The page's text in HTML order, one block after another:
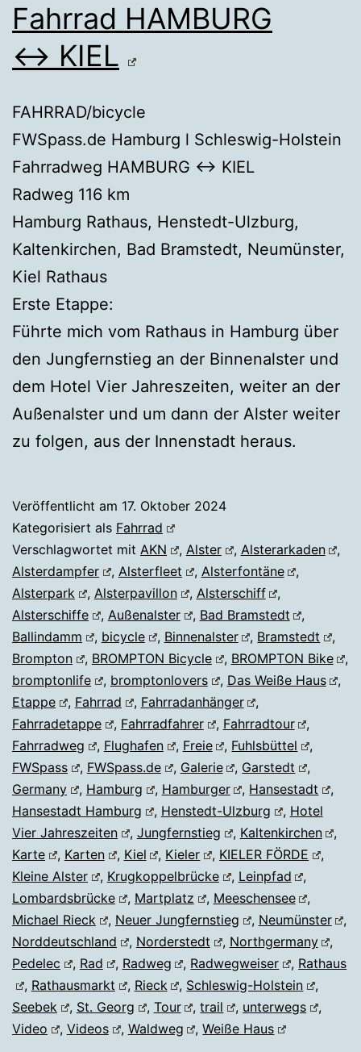
Fahrrad HAMBURG
↔ KIEL
FAHRRAD/bicycle
FWSpass.de Hamburg l Schleswig-Holstein
Fahrradweg HAMBURG ↔ KIEL
Radweg 116 km
Hamburg Rathaus, Henstedt-Ulzburg,
Kaltenkirchen, Bad Bramstedt, Neumünster,
Kiel Rathaus
Erste Etappe:
Führte mich vom Rathaus in Hamburg über
den Jungfernstieg an der Binnenalster und
dem Hotel Vier Jahreszeiten, weiter an der
Außenalster und um dann der Alster weiter
zu folgen, aus der Innenstadt heraus.
Veröffentlicht am 17. Oktober 2024
Kategorisiert als Fahrrad
Verschlagwortet mit AKN , Alster , Alsterarkaden
,
Alsterdampfer
, Alsterfleet , Alsterfontäne
,
Alsterpark
, Alsterpavillon , Alsterschiff
,
Alsterschiffe
, Außenalster , Bad Bramstedt
,
Ballindamm
, bicycle , Binnenalster , Bramstedt
,
Brompton
, BROMPTON Bicycle , BROMPTON Bike
,
bromptonlife
, bromptonlovers , Das Weiße Haus
,
Etappe
, Fahrrad , Fahrradanhänger
,
Fahrradetappe
, Fahrradfahrer , Fahrradtour
,
Fahrradweg
, Flughafen , Freie , Fuhlsbüttel
,
FWSpass
, FWSpass.de , Galerie , Garstedt
,
Germany
, Hamburg , Hamburger , Hansestadt
,
Hansestadt Hamburg
, Henstedt-Ulzburg , Hotel
Vier Jahreszeiten
, Jungfernstieg , Kaltenkirchen
,
Karte
, Karten , Kiel , Kieler , KIELER FÖRDE
,
Kleine Alster
, Krugkoppelbrücke , Leinpfad
,
Lombardsbrücke
, Martplatz , Meeschensee
,
Michael Rieck
, Neuer Jungfernstieg , Neumünster
,
Norddeutschland
, Norderstedt , Northgermany
,
Pedelec
, Rad , Radweg , Radwegweiser , Rathaus
, Rathausmarkt , Rieck , Schleswig-Holstein
,
Seebek
, St. Georg , Tour ,trail , unterwegs
,
Video
, Videos , Waldweg ,Weiße Haus